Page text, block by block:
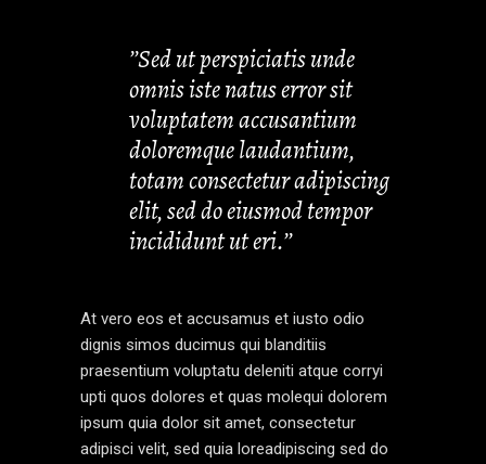
’’Sed ut perspiciatis unde
omnis iste natus error sit
voluptatem accusantium
doloremque laudantium,
totam consectetur adipiscing
elit, sed do eiusmod tempor
incididunt ut eri.’’
At vero eos et accusamus et iusto odio
dignis simos ducimus qui blanditiis
praesentium voluptatu deleniti atque corryi
upti quos dolores et quas molequi dolorem
ipsum quia dolor sit amet, consectetur
adipisci velit, sed quia loreadipiscing sed do